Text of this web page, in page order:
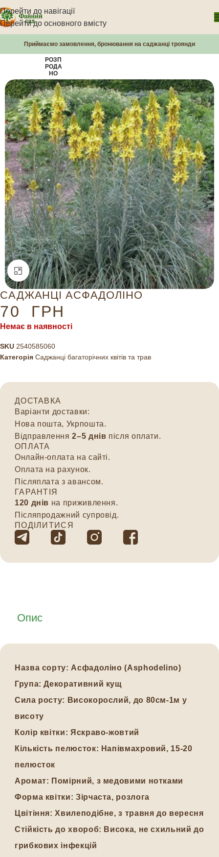
Перейти до навігації
Перейти до основного вмісту
Приймаємо замовлення, бронювання на саджанці троянди
РОЗП
РОДА
НО
Натисніть, щоб збільшити
САДЖАНЦІ АСФАДОЛІНО
70 ГРН
Немає в наявності
SKU 2540585060
Категорія Саджанці багаторічних квітів та трав
ДОСТАВКА
Варіанти доставки:
Нова пошта, Укрпошта.
Відправлення2–5 днів після оплати.
ОПЛАТА
Онлайн-оплата на сайті.
Оплата на рахунок.
Післяплата з авансом.
ГАРАНТІЯ
120 днів на приживлення.
Післяпродажний супровід.
ПОДІЛИТИСЯ
Опис
Назва сорту: Асфадоліно (Asphodelino)
Група: Декоративний кущ
Сила росту: Високорослий, до 80см-1м у
висоту
Колір квітки: Яскраво-жовтий
Кількість пелюсток: Напівмахровий, 15-20
пелюсток
Аромат: Помірний, з медовими нотками
Форма квітки: Зірчаста, розлога
Цвітіння: Хвилеподібне, з травня до вересня
Стійкість до хвороб: Висока, не схильний до
грибкових інфекцій